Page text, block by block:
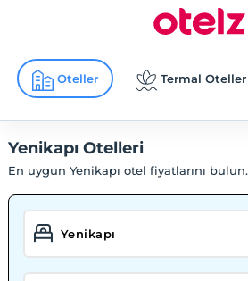
Oteller Termal Oteller
Yenikapı Otelleri
En uygun Yenikapı otel fiyatlarını bulun.